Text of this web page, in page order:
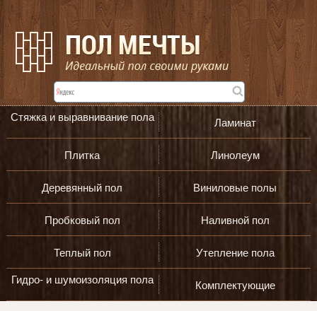
Стяжка и выравнивание пола Ламинат
Плитка Линолеум
Деревянный пол Виниловые полы
Пробковый пол Наливной пол
Теплый пол Утепление пола
Гидро- и шумоизоляция пола Комплектующие